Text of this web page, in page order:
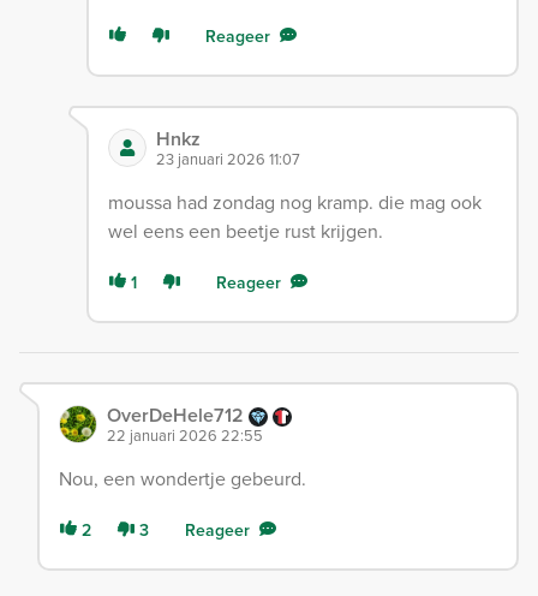
Reageer
Hnkz
23 januari 2026 11:07
moussa had zondag nog kramp. die mag ook
wel eens een beetje rust krijgen.
1 Reageer
OverDeHele712
22 januari 2026 22:55
Nou, een wondertje gebeurd.
2 3 Reageer